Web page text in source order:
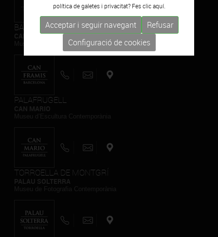
BARCELONA
CAN FRAMIS
Museu de Pintura Contemporània
PALAFRUGELL
TORROELLA DE MONTGRÍ
política de galetes i privacitat? Fes clicaquí.
Acceptar i seguir navegant
Refusar
Configuració de cookies